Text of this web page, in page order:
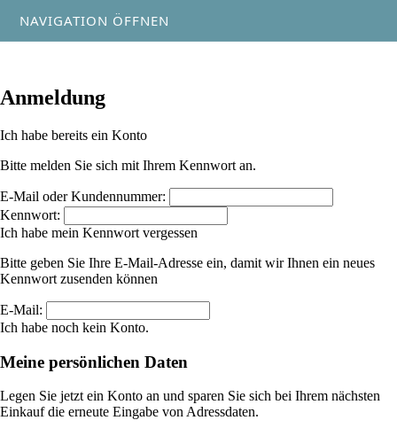
NAVIGATION ÖFFNEN
Anmeldung
Ich habe bereits ein Konto
Bitte melden Sie sich mit Ihrem Kennwort an.
E-Mail oder Kundennummer:
Kennwort:
Ich habe mein Kennwort vergessen
Bitte geben Sie Ihre E-Mail-Adresse ein, damit wir Ihnen ein neues
Kennwort zusenden können
E-Mail:
Ich habe noch kein Konto.
Meine persönlichen Daten
Legen Sie jetzt ein Konto an und sparen Sie sich bei Ihrem nächsten
Einkauf die erneute Eingabe von Adressdaten.